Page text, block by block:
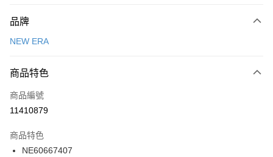
台灣樂天信用卡公司
【關於「AFTEE先享後付」】
便利好安心！
３．安心：先確認商品／服務後，再付款。
【「AFTEE先享後付」結帳流程】
１．於結帳方式選擇「AFTEE先享後付」後，將跳轉至「AFTEE先享後付」
２．訂單成立數日內，您將收到繳費通知簡訊。
３．收到繳費通知簡訊後14天內，點擊此簡訊中的連結，可透過四大超商／
ATM／網路銀行／等多元方式進行付款，方視為交易完成。
運送方式
每筆NT$100，滿NT$1,500(含以上)免運費
宅配
每筆NT$100，滿NT$1,500(含以上)免運費
付款後門市自取
每筆NT$100，滿NT$1,500(含以上)免運費
品牌
NEW ERA
商品特色
商品編號
11410879
商品特色
NE60667407